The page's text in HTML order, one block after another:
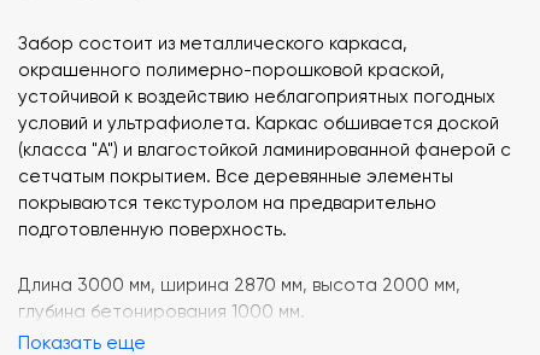
Забор состоит из металлического каркаса,
окрашенного полимерно-порошковой краской,
устойчивой к воздействию неблагоприятных погодных
условий и ультрафиолета. Каркас обшивается доской
(класса "А") и влагостойкой ламинированной фанерой с
сетчатым покрытием. Все деревянные элементы
покрываются текстуролом на предварительно
подготовленную поверхность.
Длина 3000 мм, ширина 2870 мм, высота 2000 мм,
глубина бетонирования 1000 мм.
Показать еще